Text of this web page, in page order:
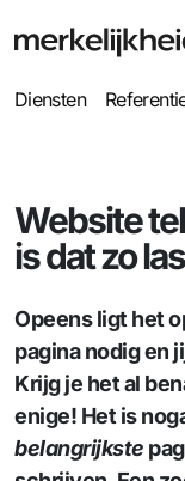
Diensten
Website
is dat zo
Opeens ligt het
pagina nodig en
Krijg je het al
enige! Het is
belangrijkste